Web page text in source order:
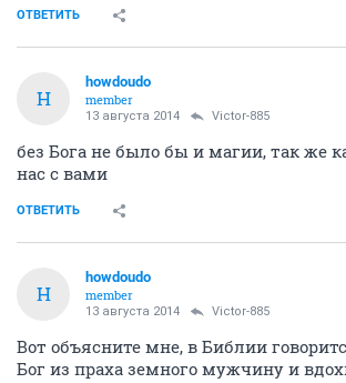
ОТВЕТИТЬ
H
howdoudo
member
13 августа 2014 Victor-885
без Бога не было бы и магии, так же
нас с вами
ОТВЕТИТЬ
H
howdoudo
member
13 августа 2014 Victor-885
Вот объясните мне, в Библии
Бог из праха земного мужчину и